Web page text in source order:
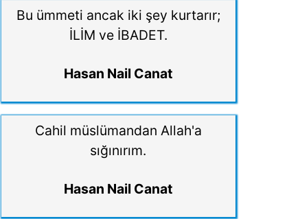
Bu ümmeti ancak iki şey kurtarır;
İLİM ve İBADET.
Hasan Nail Canat
Cahil müslümandan Allah'a
sığınırım.
Hasan Nail Canat